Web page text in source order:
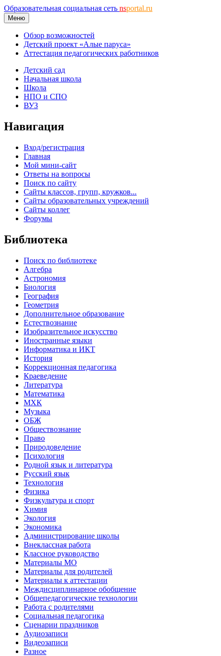
Образовательная социальная сеть nsportal.ru
Меню
Обзор возможностей
Детский проект «Алые паруса»
Аттестация педагогических работников
Детский сад
Начальная школа
Школа
НПО и СПО
ВУЗ
Навигация
Вход/регистрация
Главная
Мой мини-сайт
Ответы на вопросы
Поиск по сайту
Сайты классов, групп, кружков...
Сайты образовательных учреждений
Сайты коллег
Форумы
Библиотека
Поиск по библиотеке
Алгебра
Астрономия
Биология
География
Геометрия
Дополнительное образование
Естествознание
Изобразительное искусство
Иностранные языки
Информатика и ИКТ
История
Коррекционная педагогика
Краеведение
Литература
Математика
МХК
Музыка
ОБЖ
Обществознание
Право
Природоведение
Психология
Родной язык и литература
Русский язык
Технология
Физика
Физкультура и спорт
Химия
Экология
Экономика
Администрирование школы
Внеклассная работа
Классное руководство
Материалы МО
Материалы для родителей
Материалы к аттестации
Междисциплинарное обобщение
Общепедагогические технологии
Работа с родителями
Социальная педагогика
Сценарии праздников
Аудиозаписи
Видеозаписи
Разное